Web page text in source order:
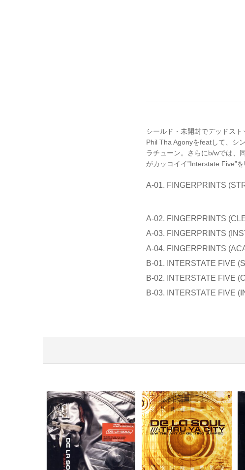
シールド・未開封でデッドス
Phil Tha Agonyをfeatして、シ
ラチューン。さらにb/wでは、
がカッコイイ”Interstate Five”を
A-01. FINGERPRINTS
A-02. FINGERPRINTS
A-03. FINGERPRINTS
A-04. FINGERPRINTS
B-01. INTERSTATE FIVE
B-02. INTERSTATE FIVE
B-03. INTERSTATE FIVE